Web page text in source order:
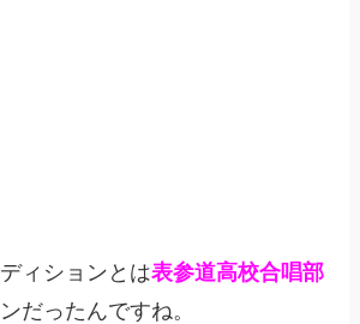
ィションとは表参道高校合唱部
だったんですね。